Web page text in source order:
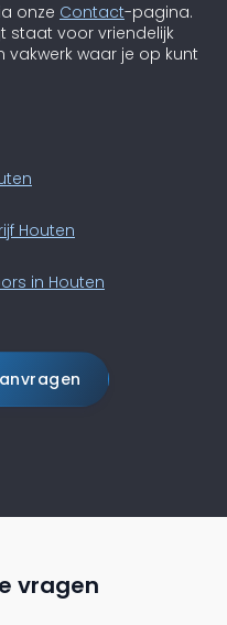
onze Contact-pagina.
staat voor vriendelijk
vakwerk waar je op kunt
Houten
in Houten
vragen